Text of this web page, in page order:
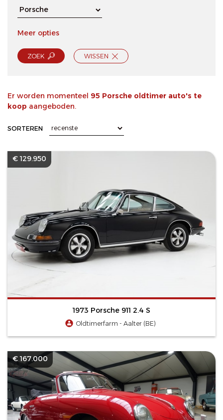
Meer opties
ZOEK WISSEN
Er worden momenteel 95 Porsche oldtimer auto's te
koop aangeboden.
SORTEREN
€ 129.950
1973 Porsche 911 2.4 S
Oldtimerfarm - Aalter (BE)
€ 167.000